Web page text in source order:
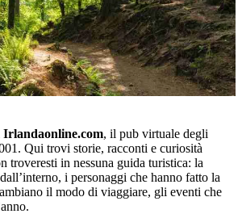
Irlandaonline.com, il pub virtuale degli
Qui trovi storie, racconti e curiosità
troveresti in nessuna guida turistica: la
i personaggi che hanno fatto la
il modo di viaggiare, gli eventi che